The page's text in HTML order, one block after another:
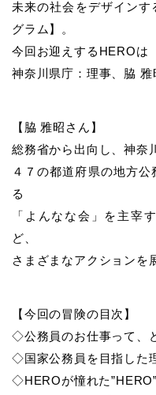
未来の社会をデザイン
グラム】。
今回お迎えするHEROは
神奈川県庁：理事、脇 雅
【脇 雅昭さん】
総務省から出向し、神奈
４７の都道府県の地方
る
「よんなな会」を主宰
ど、
さまざまなアクションを
【今回の冒険の目次】
◇公務員のお仕事って、
◇国家公務員を目指した
◇HEROが憧れた